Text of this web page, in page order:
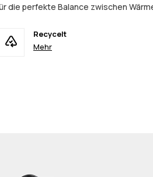
die perfekte Balance zwischen
Recycelt
Mehr